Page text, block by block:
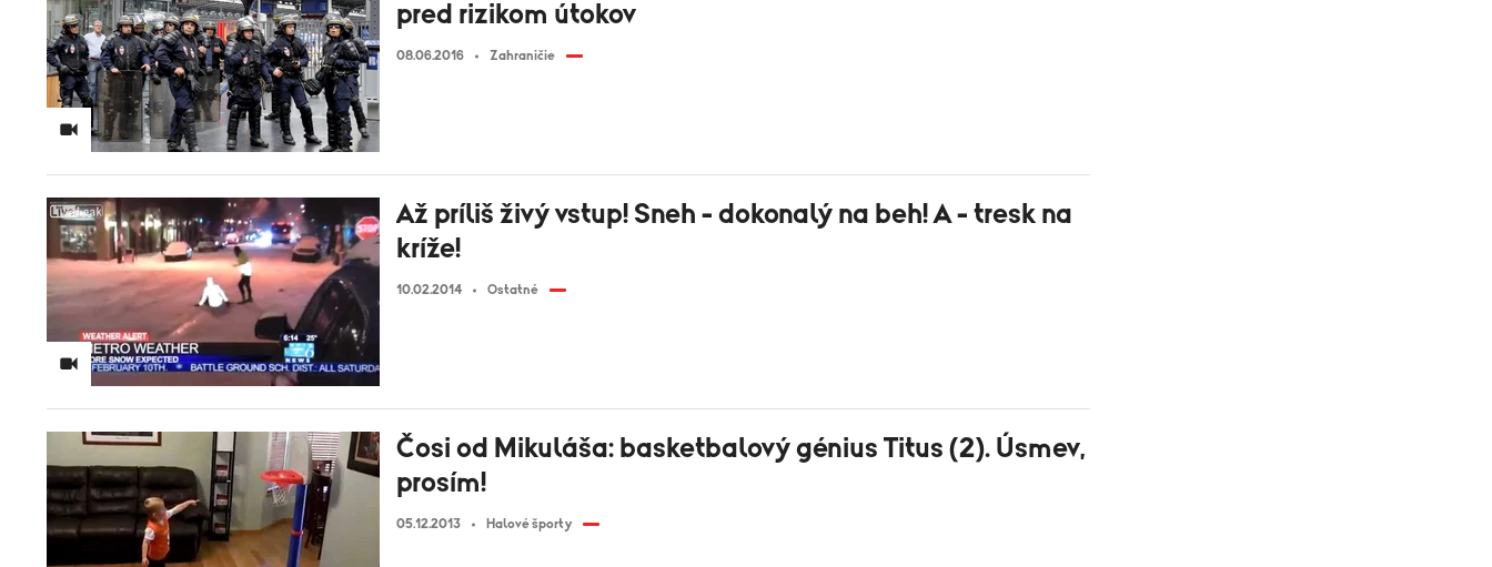
pred rizikom útokov
08.06.2016 Zahraničie
Až príliš živý vstup! Sneh - dokonalý na beh! A - tresk na
kríže!
10.02.2014 Ostatné
Čosi od Mikuláša: basketbalový génius Titus (2). Úsmev,
prosím!
05.12.2013 Halové športy